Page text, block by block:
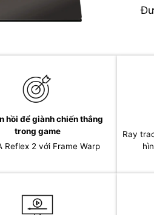
hồi để giành chiến thắng
trong game
Reflex 2 với Frame Warp
Ray